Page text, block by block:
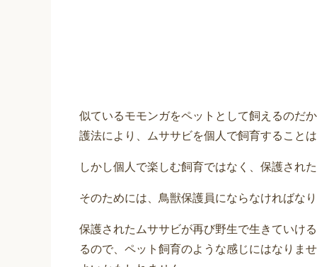
似ているモモンガをペットとして飼えるの
護法により、ムササビを個人で飼育することは
しかし個人で楽しむ飼育ではなく、保護され
そのためには、鳥獣保護員にならなければなり
保護されたムササビが再び野生で生きていけ
るので、ペット飼育のような感じにはなりま